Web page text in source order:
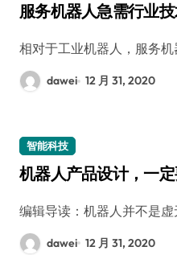
服务机器人急需行业
相对于工业机器人，服务
dawei 12 月 31, 2020
智能科技
机器人产品设计，一
编辑导读：机器人并不是
dawei 12 月 31, 2020